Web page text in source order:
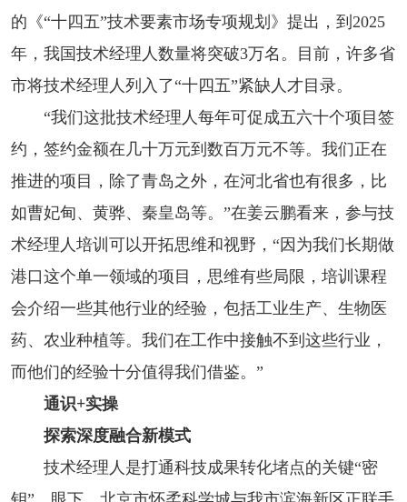
的《“十四五”技术要素市场专项规划》提出，到2025
年，我国技术经理人数量将突破3万名。目前，许多省
市将技术经理人列入了“十四五”紧缺人才目录。
“我们这批技术经理人每年可促成五六十个项目签
约，签约金额在几十万元到数百万元不等。我们正在
推进的项目，除了青岛之外，在河北省也有很多，比
如曹妃甸、黄骅、秦皇岛等。”在姜云鹏看来，参与技
术经理人培训可以开拓思维和视野，“因为我们长期做
港口这个单一领域的项目，思维有些局限，培训课程
会介绍一些其他行业的经验，包括工业生产、生物医
药、农业种植等。我们在工作中接触不到这些行业，
而他们的经验十分值得我们借鉴。”
通识+实操
探索深度融合新模式
技术经理人是打通科技成果转化堵点的关键“密